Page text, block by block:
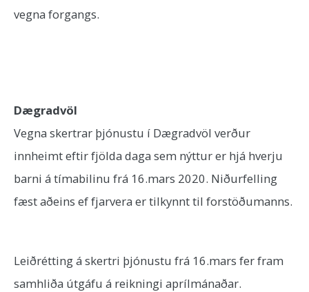
vegna forgangs.
Dægradvöl
Vegna skertrar þjónustu í Dægradvöl verður
innheimt eftir fjölda daga sem nýttur er hjá hverju
barni á tímabilinu frá 16.mars 2020. Niðurfelling
fæst aðeins ef fjarvera er tilkynnt til forstöðumanns.
Leiðrétting á skertri þjónustu frá 16.mars fer fram
samhliða útgáfu á reikningi aprílmánaðar.